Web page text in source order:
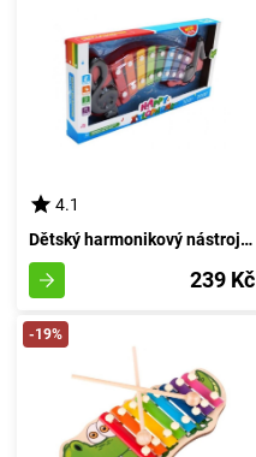
4.1
Dětský harmonikový nástroj s 8 tóny
239 Kč
-19%